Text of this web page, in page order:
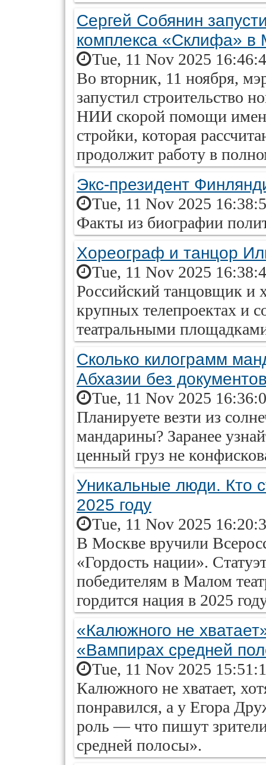
Сергей Собянин
комплекса «Склифа» в
Tue, 11 Nov 2025
Во вторник, 11 ноября,
запустил строительство
НИИ скорой помощи
стройки, которая
продолжит работу в
Экс-президент
Tue, 11 Nov 2025
Факты из биографии
Хореограф и танцор
Tue, 11 Nov 2025
Российский танцовщик и
крупных телепроектах и
театральными
Cколько килограмм
Абхазии без
Tue, 11 Nov 2025
Планируете везти из
мандарины? Заранее
ценный груз не
Уникальные люди. Кто
2025 году
Tue, 11 Nov 2025
В Москве вручили
«Гордость нации».
победителям в Малом
гордится нация в 2025
«Калюжного не
«Вампирах средней
Tue, 11 Nov 2025
Калюжного не хватает,
понравился, а у Егора
роль — что пишут
средней полосы».